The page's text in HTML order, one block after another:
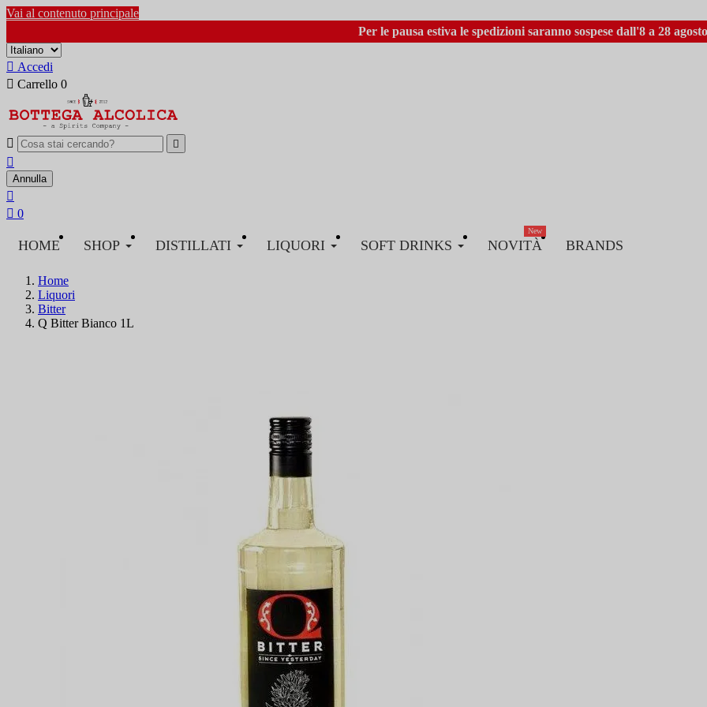
Vai al contenuto principale
Per le pausa estiva le spedizioni saranno sospese dall'8 a 28
 Accedi
 Carrello 0
 

Annulla

 0
HOME SHOP DISTILLATI LIQUORI SOFT DRINKS NOVITÀ
New
BRANDS
Home
Liquori
Bitter
Q Bitter Bianco 1L